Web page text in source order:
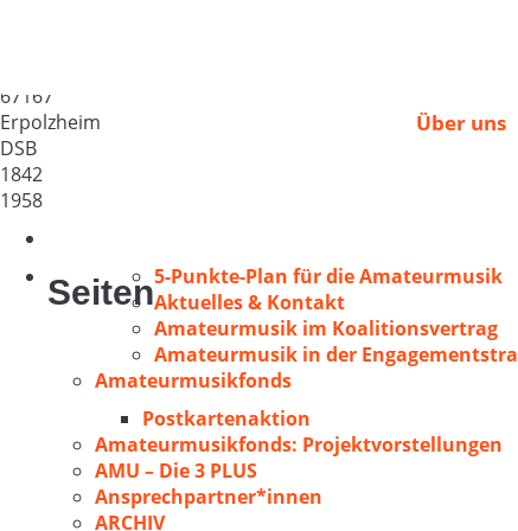
Über uns
67167
Erpolzheim
DSB
1842
1958
Seiten5-Punkte-Plan für die Amateurmusik
Aktuelles & Kontakt
Amateurmusik im Koalitionsvertrag
Amateurmusik in der
Amateurmusikfonds
Postkartenaktion
Amateurmusikfonds: Projektvorstellungen
AMU – Die 3 PLUS
Ansprechpartner*innen
ARCHIV